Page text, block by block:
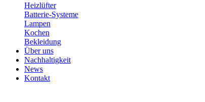
Heizlüfter
Batterie-Systeme
Lampen
Kochen
Bekleidung
Über uns
Nachhaltigkeit
News
Kontakt